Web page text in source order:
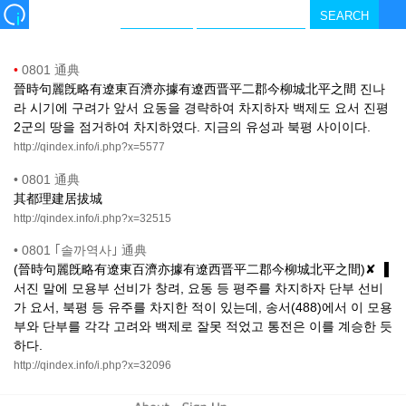
• 0801 通典
晉時句麗旣略有遼東百濟亦據有遼西晋平二郡今柳城北平之間 진나
라 시기에 구려가 앞서 요동을 경략하여 차지하자 백제도 요서 진평
2군의 땅을 점거하여 차지하였다. 지금의 유성과 북평 사이이다.
http://qindex.info/i.php?x=5577
• 0801 通典
其都理建居拔城
http://qindex.info/i.php?x=32515
• 0801 ｢솔까역사｣ 通典
(晉時句麗旣略有遼東百濟亦據有遼西晋平二郡今柳城北平之間)✘ ▐
서진 말에 모용부 선비가 창려, 요동 등 평주를 차지하자 단부 선비
가 요서, 북평 등 유주를 차지한 적이 있는데, 송서(488)에서 이 모용
부와 단부를 각각 고려와 백제로 잘못 적었고 통전은 이를 계승한 듯
하다.
http://qindex.info/i.php?x=32096